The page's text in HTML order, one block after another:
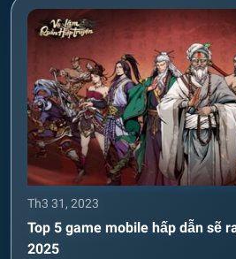
Th3 31, 2023
Top 5 game mobile hấp dẫn sẽ
2025